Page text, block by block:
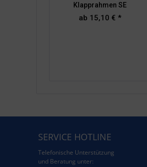
Klapprahmen SE
ab 15,10 € *
SERVICE HOTLINE
Telefonische Unterstützung
und Beratung unter: